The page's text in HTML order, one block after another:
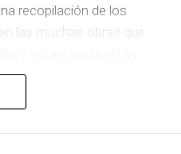
recopilación de los
las muchas obras que